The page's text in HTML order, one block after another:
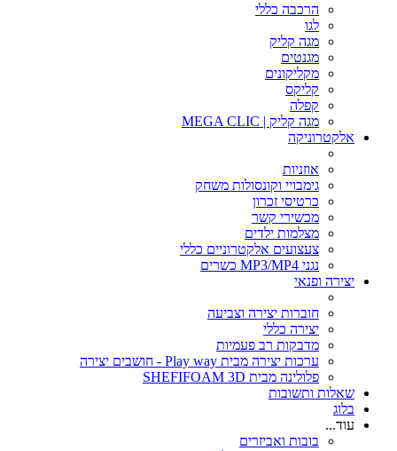
הרכבה כללי
לגו
מגה קליק
מגנטים
מקליקונים
קליקס
קפלה
מגה קליק | MEGA CLIC
אלקטרוניקה
אוזניות
גימבויי וקונסולות משחק
כרטיסי זכרון
מכשירי קשר
מצלמות ילדים
צעצועים אלקטרוניים כללי
נגני MP3/MP4 כשרים
יצירה ופנאי
חוברות יצירה וצביעה
יצירה כללי
מדבקות רב פעמיות
ערכות יצירה מבית Play way - חושבים יצירה
פלולינה מבית SHEFIFOAM 3D
שאלות ותשובות
בלוג
עוד...
בובות ואביזרים